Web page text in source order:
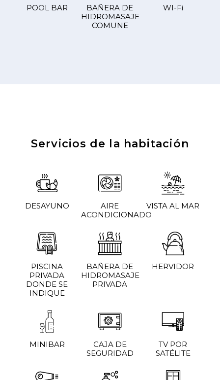
POOL BAR
BAÑERA DE
HIDROMASAJE
COMUNE
WI-Fi
Servicios de la habitación
DESAYUNO
AIRE
ACONDICIONADO
VISTA AL MAR
PISCINA
PRIVADA
DONDE SE
INDIQUE
BAÑERA DE
HIDROMASAJE
PRIVADA
HERVIDOR
MINIBAR
CAJA DE
SEGURIDAD
TV POR
SATÉLITE